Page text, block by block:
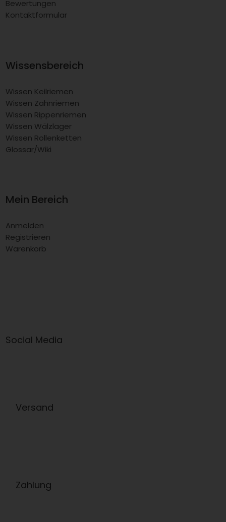
Bewertungen
Kontaktformular
Wissensbereich
Wissen Keilriemen
Wissen Zahnriemen
Wissen Rippenriemen
Wissen Wälzlager
Wissen Rollenketten
Glossar/Wiki
Mein Bereich
Anmelden
Registrieren
Warenkorb
Social Media
Versand
Zahlung